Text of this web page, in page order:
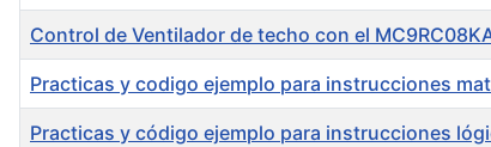
Control de Ventilador de techo con el
Practicas y codigo ejemplo para instrucciones
Practicas y código ejemplo para instrucciones